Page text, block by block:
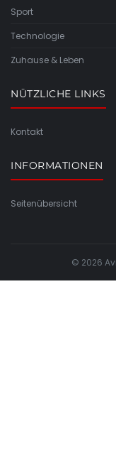
Sport
Technologie
Zuhause & Leben
NÜTZLICHE LINKS
Kontakt
INFORMATIONEN
Seitenübersicht
© 2026